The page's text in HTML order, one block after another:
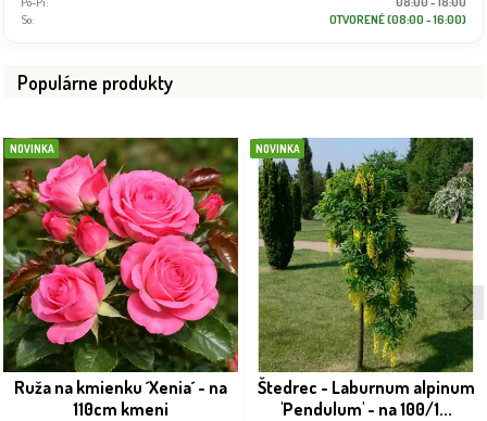
So:
OTVORENÉ (08:00 - 16:00)
Populárne produkty
NOVINKA
Ruža na kmienku ´Xenia´ - na
110cm kmeni
NOVINKA
Štedrec - Laburnum alpinum
'Pendulum' - na 100/1...